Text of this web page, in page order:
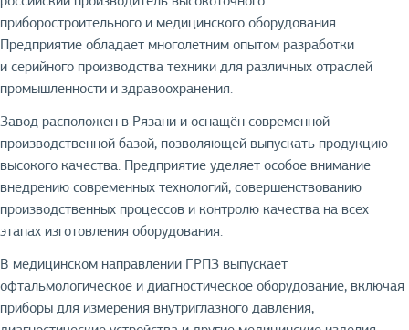
приборостроительного и медицинского оборудования.
Предприятие обладает многолетним опытом разработки
и серийного производства техники для различных отраслей
промышленности и здравоохранения.
Завод расположен в Рязани и оснащён современной
производственной базой, позволяющей выпускать продукцию
высокого качества. Предприятие уделяет особое внимание
внедрению современных технологий, совершенствованию
производственных процессов и контролю качества на всех
этапах изготовления оборудования.
В медицинском направлении ГРПЗ выпускает
офтальмологическое и диагностическое оборудование, включая
приборы для измерения внутриглазного давления,